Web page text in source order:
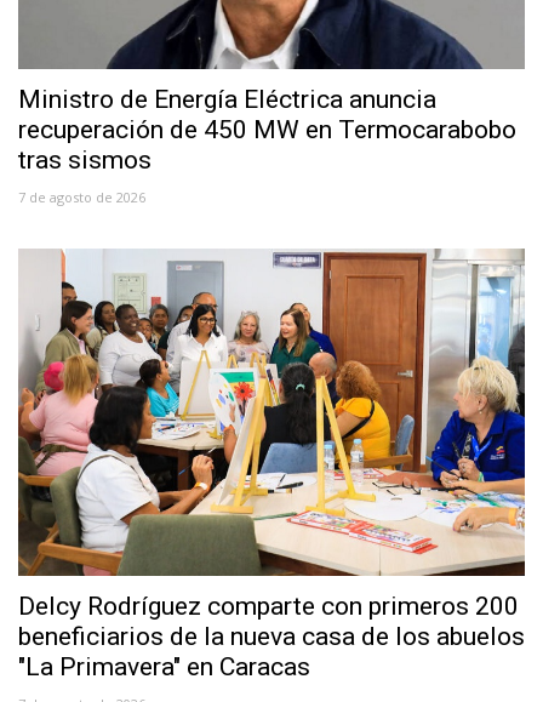
Ministro de Energía Eléctrica anuncia
recuperación de 450 MW en Termocarabobo
tras sismos
7 de agosto de 2026
Delcy Rodríguez comparte con primeros 200
beneficiarios de la nueva casa de los abuelos
"La Primavera" en Caracas